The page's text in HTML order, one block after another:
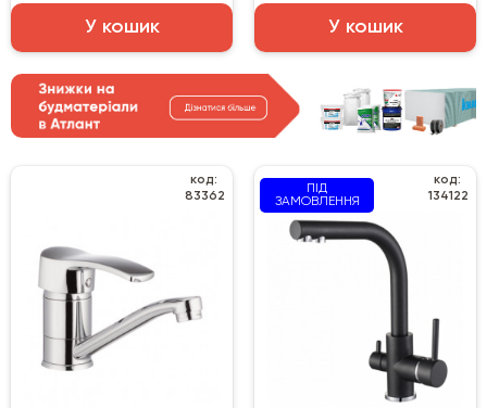
У кошик У кошик
код:
83362
ПІД
ЗАМОВЛЕННЯ
код:
134122